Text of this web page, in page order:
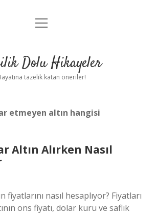
Anasayfa
Yasal Uyarı
menüyü
Dolu Hikayeler
tazelik katan öneriler!
etmeyen altın hangisi
Altın Alırken Nasıl
fiyatlarını nasıl hesaplıyor? Fiyatları
ons fiyatı, dolar kuru ve saflık